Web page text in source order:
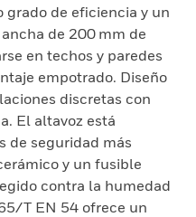
grado de eficiencia y un
de 200 mm de
en techos y paredes
empotrado. Diseño
discretas con
El altavoz está
de seguridad más
y un fusible
contra la humedad
T EN 54 ofrece un